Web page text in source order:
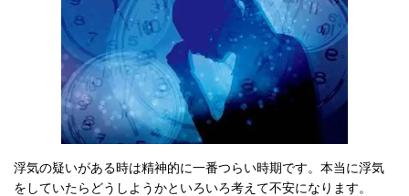
浮気の疑いがある時は精神的に一番つらい時期です。本当に浮気
をしていたらどうしようかといろいろ考えて不安になります。